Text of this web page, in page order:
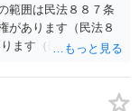
範囲は民法８８７条
があります（民法８
ます（民法８９０
おじ又はおば」にも